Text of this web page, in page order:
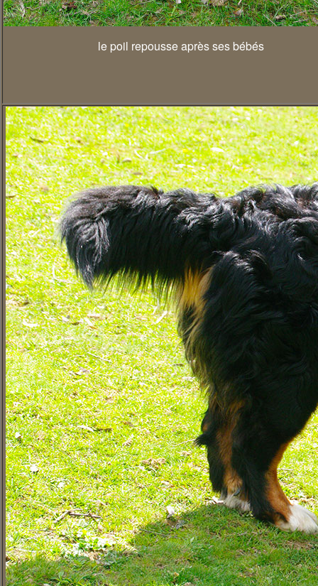
le poil repousse après ses bébés